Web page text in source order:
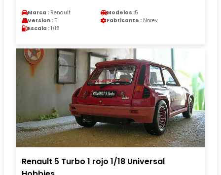
Marca : Renault Modelos :5
Version : 5 Fabricante : Norev
Escala : 1/18
Renault 5 Turbo 1 rojo 1/18 Universal